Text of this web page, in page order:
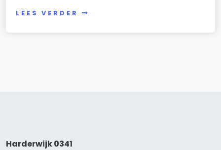
LEES VERDER
Harderwijk 0341